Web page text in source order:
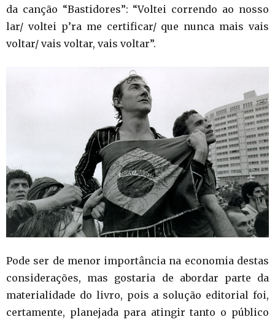
da canção “Bastidores”: “Voltei correndo ao nosso
lar/ voltei p’ra me certificar/ que nunca mais vais
voltar/ vais voltar, vais voltar”.
Pode ser de menor importância na economia destas
considerações, mas gostaria de abordar parte da
materialidade do livro, pois a solução editorial foi,
certamente, planejada para atingir tanto o público